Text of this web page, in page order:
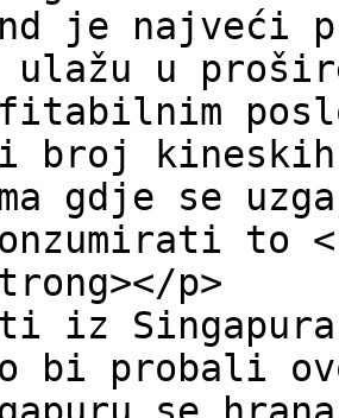
je najveći
u
broj
gdje se
to
p>
iz
bi probali